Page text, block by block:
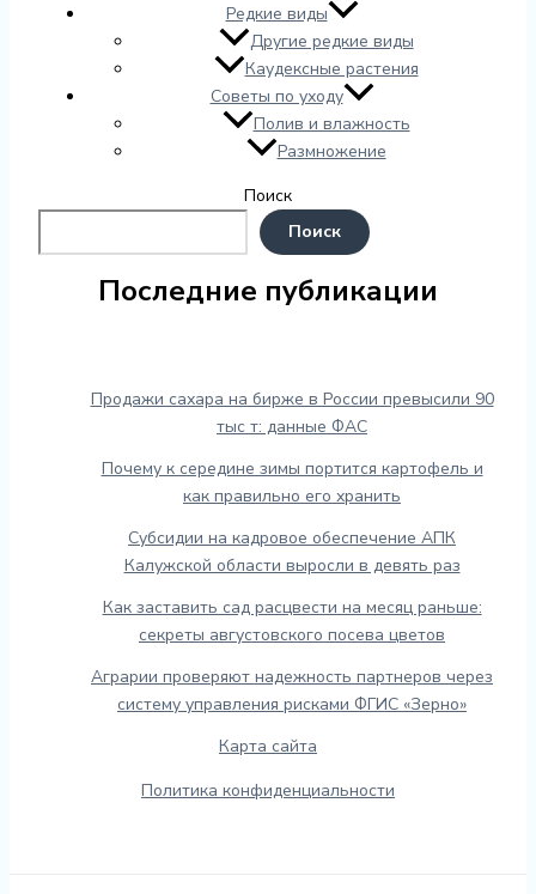
Редкие виды
Другие редкие виды
Каудексные растения
Советы по уходу
Полив и влажность
Размножение
Поиск
Поиск
Последние публикации
Продажи сахара на бирже в России превысили 90
тыс т: данные ФАС
Почему к середине зимы портится картофель и
как правильно его хранить
Субсидии на кадровое обеспечение АПК
Калужской области выросли в девять раз
Как заставить сад расцвести на месяц раньше:
секреты августовского посева цветов
Аграрии проверяют надежность партнеров через
систему управления рисками ФГИС «Зерно»
Карта сайта
Политика конфиденциальности